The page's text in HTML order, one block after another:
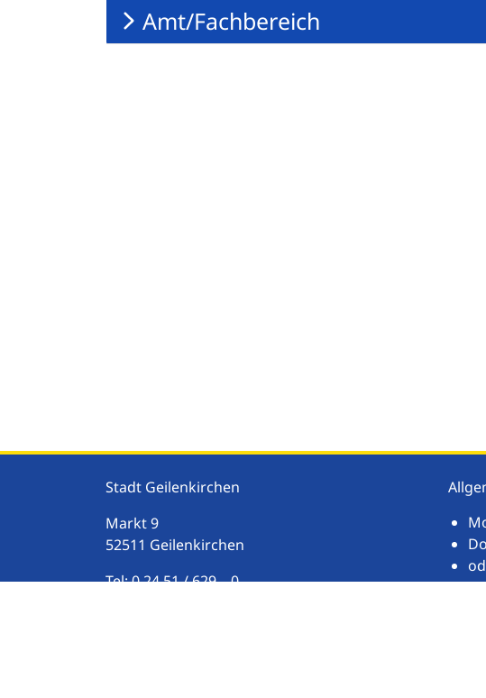
Amt/Fachbereich
Stadt Geilenkirchen
Markt9
52511 Geilenkirchen
Tel:0 24 51 / 629 – 0